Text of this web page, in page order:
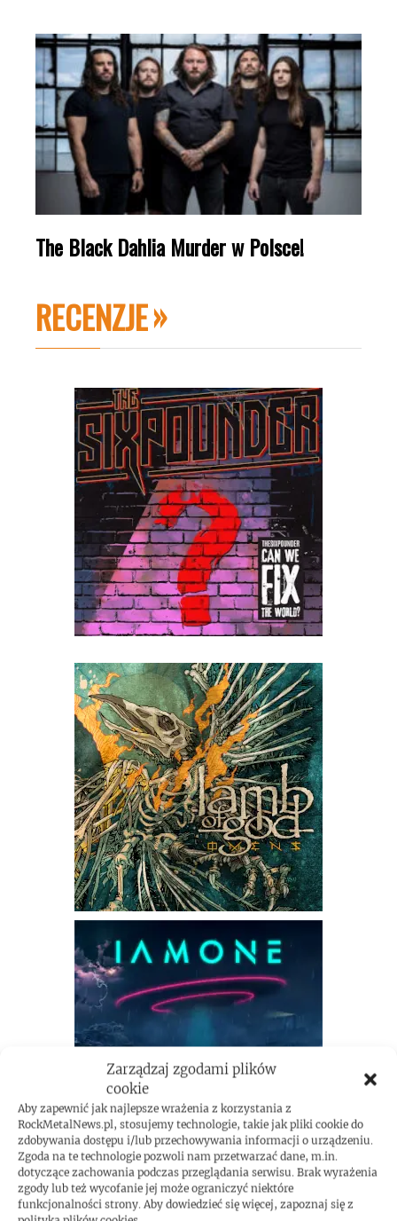
Zarządzaj zgodami plików
cookie
Aby zapewnić jak najlepsze wrażenia z korzystania z
RockMetalNews.pl, stosujemy technologie, takie jak pliki cookie do
zdobywania dostępu i/lub przechowywania informacji o urządzeniu.
Zgoda na te technologie pozwoli nam przetwarzać dane, m.in.
dotyczące zachowania podczas przeglądania serwisu. Brak wyrażenia
zgody lub też wycofanie jej może ograniczyć niektóre
funkcjonalności strony. Aby dowiedzieć się więcej, zapoznaj się z
The Black Dahlia Murder w Polsce!
RECENZJE